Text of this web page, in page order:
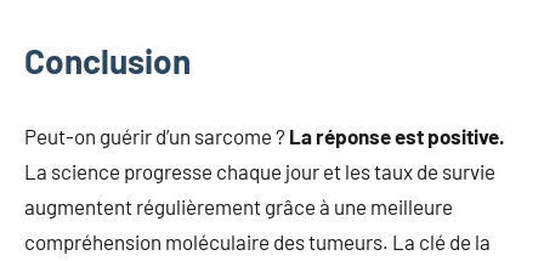
Conclusion
Peut-on guérir d’un sarcome ? La réponse est positive.
La science progresse chaque jour et les taux de survie
augmentent régulièrement grâce à une meilleure
compréhension moléculaire des tumeurs. La clé de la